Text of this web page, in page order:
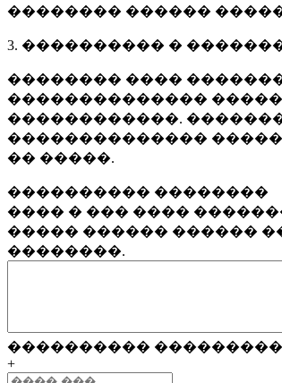
�������� ������
3. ���������� �
�������� ����
��������������
������������.
��������������
�� �����.
���������� ��������
���� � ��� ����
����� ������ ������
��������.
���������� ���������
+